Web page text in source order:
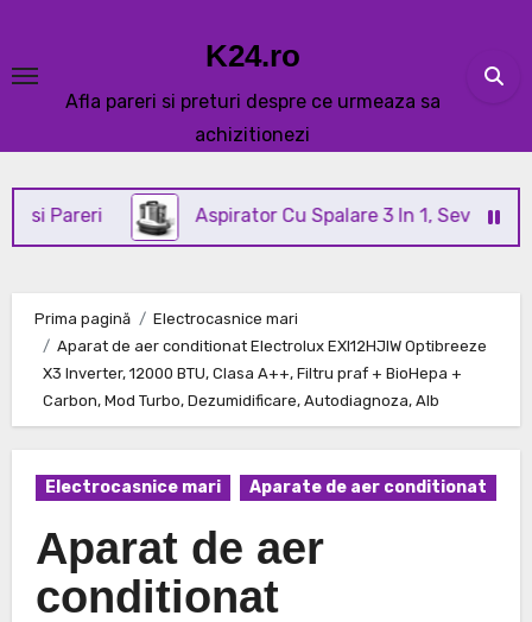
content
K24.ro
Afla pareri si preturi despre ce urmeaza sa
achizitionezi
Aspirator Cu Spalare 3 In 1, SeveShop® C3
Prima pagină
Electrocasnice mari
Aparat de aer conditionat Electrolux EXI12HJIW Optibreeze
X3 Inverter, 12000 BTU, Clasa A++, Filtru praf + BioHepa +
Carbon, Mod Turbo, Dezumidificare, Autodiagnoza, Alb
Electrocasnice mari Aparate de aer conditionat
Aparat de aer
conditionat